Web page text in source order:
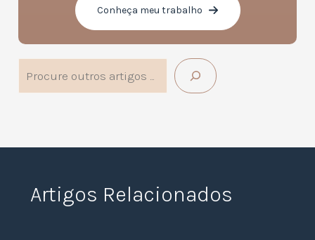
Conheça meu trabalho
Procurar no Site
Artigos Relacionados